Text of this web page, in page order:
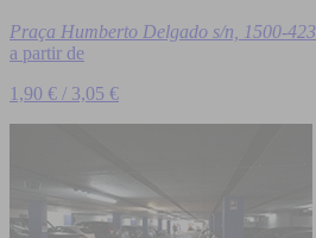
Praça Humberto Delgado s/n, 1500-423
a partir de
1,90 € / 3,05 €